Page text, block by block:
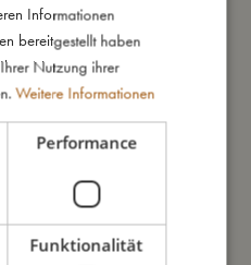
Informationen
bereitgestellt haben
Nutzung ihrer
Weitere Informationen
Performance
Funktionalität